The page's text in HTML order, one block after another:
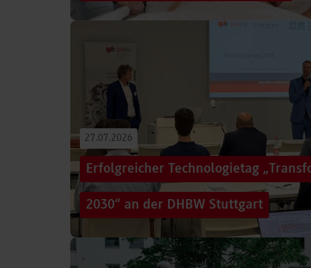
Von der Promotion in Australien über die
Führungsaufgaben – Drei…
Beitrag lesen
27.07.2026
Erfolgreicher Technologietag
2030“ an der DHBW Stuttgart
Wie gelingt Transformation in einer Zeit, in der sich
und gesellschaftliche Rahmenbedingungen immer
Genau…